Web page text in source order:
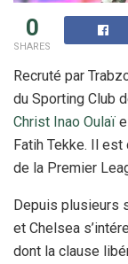
0
SHARES
Recruté par
du Sporting Club
Christ Inao Oulaï
Fatih Tekke. Il
de la Premier
Depuis plusieurs
et Chelsea
dont la clause